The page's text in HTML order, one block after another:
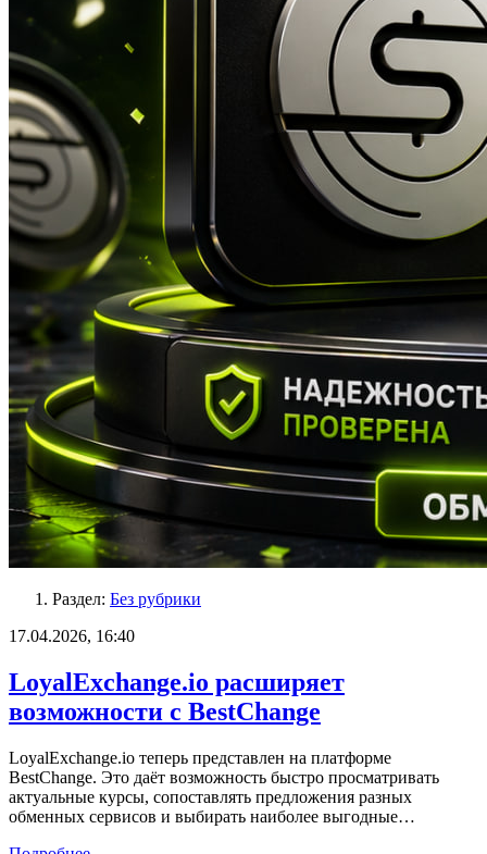
Раздел: Без рубрики
17.04.2026, 16:40
LoyalExchange.io расширяет
возможности с BestChange
LoyalExchange.io теперь представлен на платформе
BestChange. Это даёт возможность быстро просматривать
актуальные курсы, сопоставлять предложения разных
обменных сервисов и выбирать наиболее выгодные…